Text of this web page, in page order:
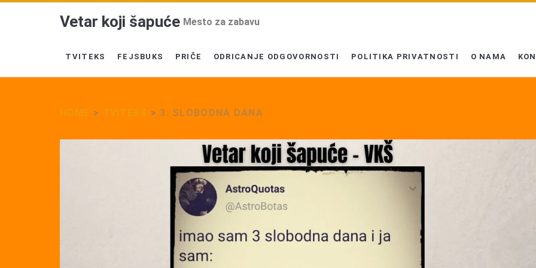
Vetar koji šapuće Mesto za zabavu
TVITEKS FEJSBUKS PRIČE ODRICANJE ODGOVORNOSTI POLITIKA PRIVATNOSTI O NAMA
> > 3. SLOBODNA DANA